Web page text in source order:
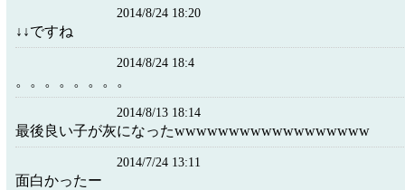
2014/8/24 18:20
↓↓ですね
2014/8/24 18:4
。。。。。。。。
2014/8/13 18:14
最後良い子が灰になったwwwwwwwwwwwwwwwwww
2014/7/24 13:11
面白かったー